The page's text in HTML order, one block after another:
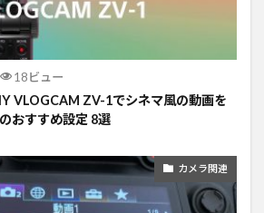
18ビュー
VLOGCAM ZV-1でシネマ風の動画を
おすすめ設定 8選
カメラ関連